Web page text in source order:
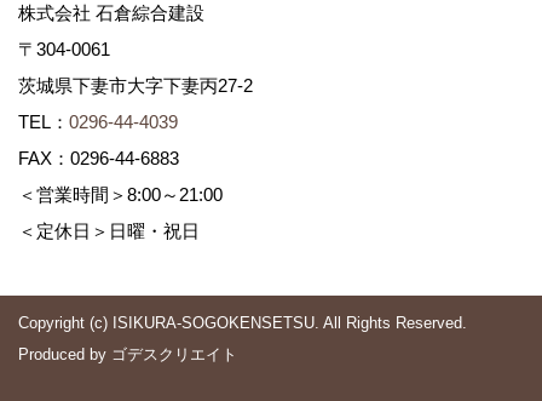
株式会社 石倉綜合建設
〒304-0061
茨城県下妻市大字下妻丙27-2
TEL： 0296-44-4039
FAX：0296-44-6883
＜営業時間＞8:00～21:00
＜定休日＞日曜・祝日
Copyright (c) ISIKURA-SOGOKENSETSU. All Rights Reserved.
Produced by ゴデスクリエイト